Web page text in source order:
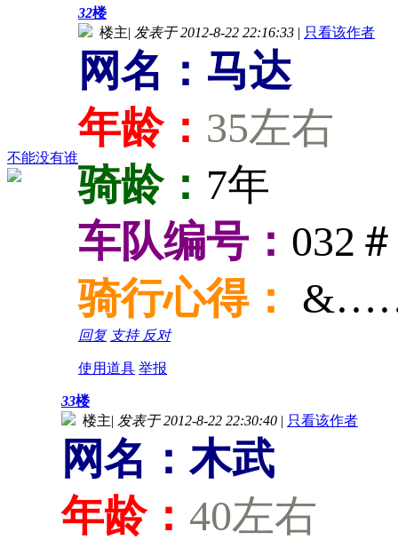
不能没有谁
32楼
楼主| 发表于 2012-8-22 22:16:33 | 只看该作者
网名：马达
年龄： 35左右
骑龄： 7年
车队编号： 032＃
骑行心得：
回复 支持 反对
使用道具 举报
33楼
楼主| 发表于 2012-8-22 22:30:40 | 只看该作者
网名：木武
年龄： 40左右